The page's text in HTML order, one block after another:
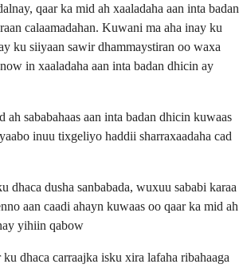
qaar ka mid ah xaaladaha aan inta badan
calaamadahan. Kuwani ma aha inay ku
ku siiyaan sawir dhammaystiran oo waxa
in xaaladaha aan inta badan dhicin ay
ah sababahaas aan inta badan dhicin kuwaas
inuu tixgeliyo haddii sharraxaadaha cad
dhaca dusha sanbabada, wuxuu sababi karaa
aan caadi ahayn kuwaas oo qaar ka mid ah
yihiin qabow
dhaca carraajka isku xira lafaha ribahaaga